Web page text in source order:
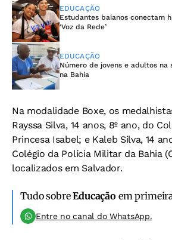
EDUCAÇÃO
Estudantes baianos conectam
‘Voz da Rede’
EDUCAÇÃO
Número de jovens e adultos na
na Bahia
Na modalidade Boxe, os
Rayssa Silva, 14 anos, 8º ano, do
Princesa Isabel; e Kaleb Silva, 14
Colégio da Polícia Militar da Bahia
localizados em Salvador.
Tudo sobreEducação em
Entre no canal do WhatsApp.